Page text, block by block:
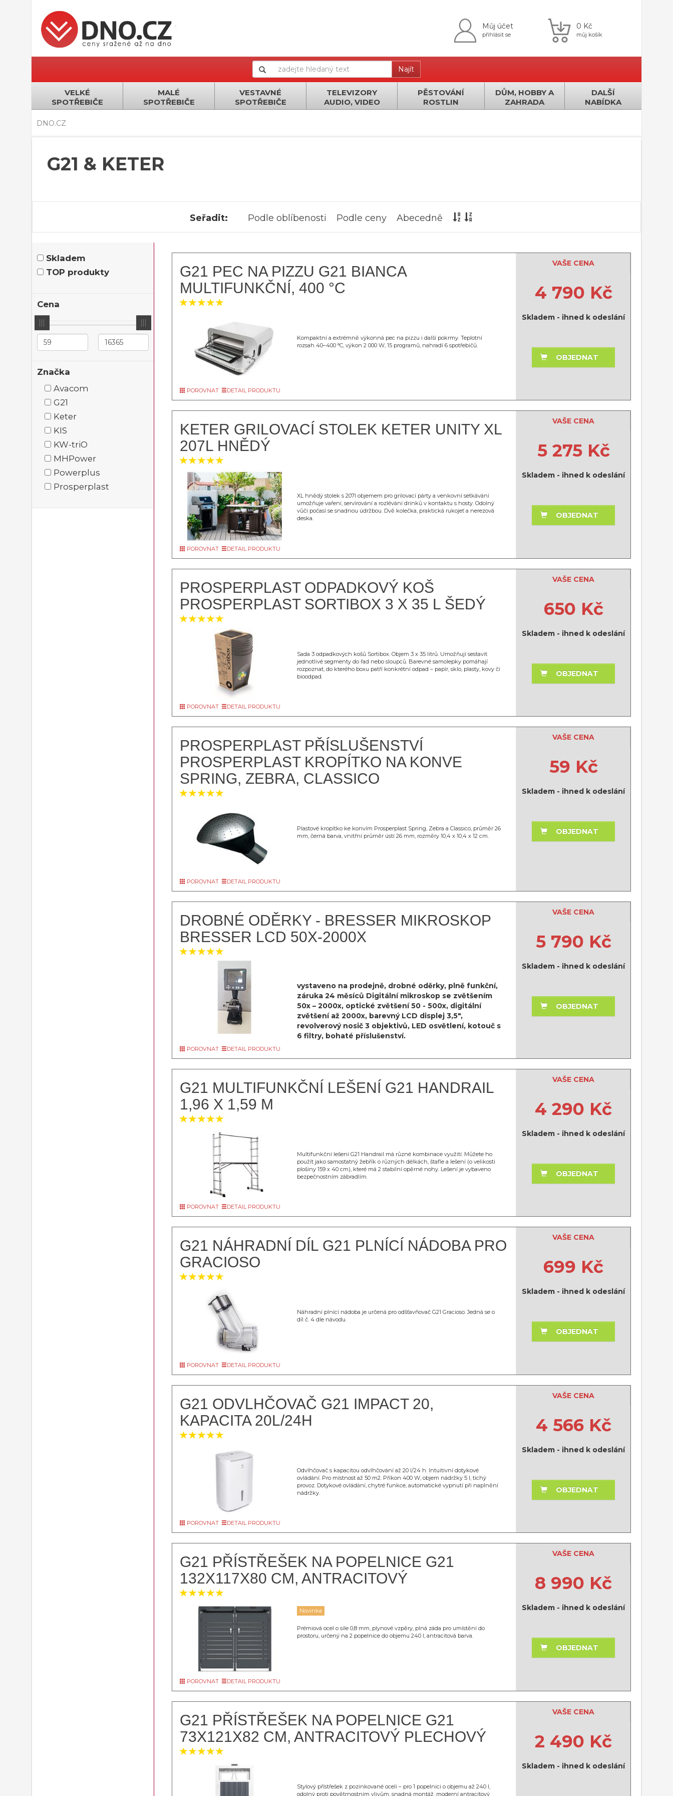
Můj účet
přihlásit se
0 Kč
můj košík
Najít
VELKÉ
SPOTŘEBIČE
MALÉ
SPOTŘEBIČE
VESTAVNÉ
SPOTŘEBIČE
TELEVIZORY
AUDIO, VIDEO
PĚSTOVÁNÍ
ROSTLIN
DŮM, HOBBY A
ZAHRADA
DALŠÍ
NABÍDKA
DNO.CZ
G21 & KETER
Seřadit: Podle oblíbenosti Podle ceny Abecedně
Skladem
TOP produkty
Cena
Značka
Avacom
G21
Keter
KIS
KW-triO
MHPower
Powerplus
Prosperplast
G21 PEC NA PIZZU G21 BIANCA
MULTIFUNKČNÍ, 400 °C
Kompaktní a extrémně výkonná pec na pizzu i další pokrmy. Teplotní
rozsah 40–400 °C, výkon 2 000 W, 15 programů, nahradí 6 spotřebičů.
POROVNAT DETAIL PRODUKTU
VAŠE CENA
4 790 Kč
Skladem - ihned k odeslání
OBJEDNAT
KETER GRILOVACÍ STOLEK KETER UNITY XL
207L HNĚDÝ
XL hnědý stolek s 207l objemem pro grilovací párty a venkovní setkávání
umožňuje vaření, servírování a rozlévání drinků v kontaktu s hosty. Odolný
vůči počasí se snadnou údržbou. Dvě kolečka, praktická rukojeť a nerezová
deska.
POROVNAT DETAIL PRODUKTU
VAŠE CENA
5 275 Kč
Skladem - ihned k odeslání
OBJEDNAT
PROSPERPLAST ODPADKOVÝ KOŠ
PROSPERPLAST SORTIBOX 3 X 35 L ŠEDÝ
Sada 3 odpadkových košů Sortibox. Objem 3 x 35 litrů. Umožňují sestavit
jednotlivé segmenty do řad nebo sloupců. Barevné samolepky pomáhají
rozpoznat, do kterého boxu patří konkrétní odpad – papír, sklo, plasty, kovy či
bioodpad.
POROVNAT DETAIL PRODUKTU
VAŠE CENA
650 Kč
Skladem - ihned k odeslání
OBJEDNAT
PROSPERPLAST PŘÍSLUŠENSTVÍ
PROSPERPLAST KROPÍTKO NA KONVE
SPRING, ZEBRA, CLASSICO
Plastové kropítko ke konvím Prosperplast Spring, Zebra a Classico, průměr 26
mm, černá barva, vnitřní průměr ústí 26 mm, rozměry 10,4 x 10,4 x 12 cm.
POROVNAT DETAIL PRODUKTU
VAŠE CENA
59 Kč
Skladem - ihned k odeslání
OBJEDNAT
DROBNÉ ODĚRKY - BRESSER MIKROSKOP
BRESSER LCD 50X-2000X
vystaveno na prodejně, drobné oděrky, plně funkční,
záruka 24 měsíců Digitální mikroskop se zvětšením
50x – 2000x, optické zvětšení 50 - 500x, digitální
zvětšení až 2000x, barevný LCD displej 3,5",
revolverový nosič 3 objektivů, LED osvětlení, kotouč s
6 filtry, bohaté příslušenství.
POROVNAT DETAIL PRODUKTU
VAŠE CENA
5 790 Kč
Skladem - ihned k odeslání
OBJEDNAT
G21 MULTIFUNKČNÍ LEŠENÍ G21 HANDRAIL
1,96 X 1,59 M
Multifunkční lešení G21 Handrail má různé kombinace využití. Můžete ho
použít jako samostatný žebřík o různých délkách, štafle a lešení (o velikosti
plošiny 159 x 40 cm), které má 2 stabilní opěrné nohy. Lešení je vybaveno
bezpečnostním zábradlím.
POROVNAT DETAIL PRODUKTU
VAŠE CENA
4 290 Kč
Skladem - ihned k odeslání
OBJEDNAT
G21 NÁHRADNÍ DÍL G21 PLNÍCÍ NÁDOBA PRO
GRACIOSO
Náhradní plnící nádoba je určená pro odšťavňovač G21 Gracioso. Jedná se o
díl č. 4 dle návodu.
POROVNAT DETAIL PRODUKTU
VAŠE CENA
699 Kč
Skladem - ihned k odeslání
OBJEDNAT
G21 ODVLHČOVAČ G21 IMPACT 20,
KAPACITA 20L/24H
Odvlhčovač s kapacitou odvlhčování až 20 l/24 h. Intuitivní dotykové
ovládání. Pro místnost až 50 m2. Příkon 400 W, objem nádržky 5 l, tichý
provoz. Dotykové ovládání, chytré funkce, automatické vypnutí při naplnění
nádržky.
POROVNAT DETAIL PRODUKTU
VAŠE CENA
4 566 Kč
Skladem - ihned k odeslání
OBJEDNAT
G21 PŘÍSTŘEŠEK NA POPELNICE G21
132X117X80 CM, ANTRACITOVÝ
Novinka
Prémiová ocel o síle 0,8 mm, plynové vzpěry, plná záda pro umístění do
prostoru, určený na 2 popelnice do objemu 240 l, antracitová barva.
POROVNAT DETAIL PRODUKTU
VAŠE CENA
8 990 Kč
Skladem - ihned k odeslání
OBJEDNAT
G21 PŘÍSTŘEŠEK NA POPELNICE G21
73X121X82 CM, ANTRACITOVÝ PLECHOVÝ
Stylový přístřešek z pozinkované oceli – pro 1 popelnici o objemu až 240 l,
odolný proti povětrnostním vlivům, snadná montáž, moderní antracitový
VAŠE CENA
2 490 Kč
Skladem - ihned k odeslání